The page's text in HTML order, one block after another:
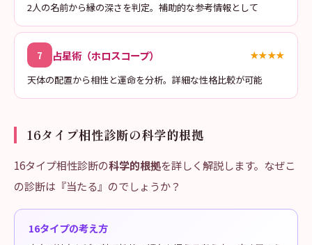
2人の名前から縁の深さを判定。補助的な参考情報として
7 占星術（ホロスコープ） ★★★★
天体の配置から相性と運命を分析。詳細な性格比較が可能
16タイプ相性診断の科学的根拠
16タイプ相性診断の科学的根拠を詳しく解説します。なぜこ
の診断は『当たる』のでしょうか？
16タイプの考え方